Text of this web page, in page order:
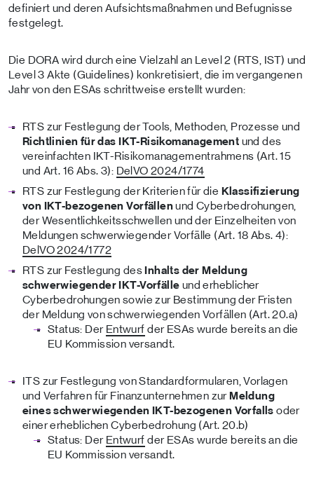
definiert und deren Aufsichtsmaßnahmen und Befugnisse
festgelegt.
Die DORA wird durch eine Vielzahl an Level 2 (RTS, IST) und
Level 3 Akte (Guidelines) konkretisiert, die im vergangenen
Jahr von den ESAs schrittweise erstellt wurden:
RTS zur Festlegung der Tools, Methoden, Prozesse und
Richtlinien für das IKT-Risikomanagement und des
vereinfachten IKT-Risikomanagementrahmens (Art. 15
und Art. 16 Abs. 3): DelVO 2024/1774
RTS zur Festlegung der Kriterien für die Klassifizierung
von IKT-bezogenen Vorfällenund Cyberbedrohungen,
der Wesentlichkeitsschwellen und der Einzelheiten von
Meldungen schwerwiegender Vorfälle (Art. 18 Abs. 4):
DelVO 2024/1772
RTS zur Festlegung des Inhalts der Meldung
schwerwiegender IKT-Vorfälle und erheblicher
Cyberbedrohungen sowie zur Bestimmung der Fristen
der Meldung von schwerwiegenden Vorfällen (Art. 20.a)
Status: Der Entwurf der ESAs wurde bereits an die
EU Kommission versandt.
ITS zur Festlegung von Standardformularen, Vorlagen
und Verfahren für Finanzunternehmen zur Meldung
eines schwerwiegenden IKT-bezogenen Vorfallsoder
einer erheblichen Cyberbedrohung (Art. 20.b)
Status: Der Entwurf der ESAs wurde bereits an die
EU Kommission versandt.